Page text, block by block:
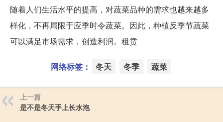
随着人们生活水平的提高，对蔬菜品种的需求也越来越多
样化，不再局限于应季时令蔬菜。因此，种植反季节蔬菜
可以满足市场需求，创造利润。租赁
网络标签： 冬天 冬季 蔬菜
上一篇
是不是冬天手上长水泡